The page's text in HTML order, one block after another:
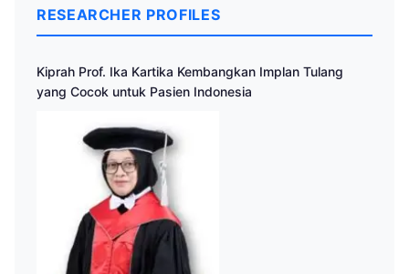
RESEARCHER PROFILES
Kiprah Prof. Ika Kartika Kembangkan Implan Tulang
yang Cocok untuk Pasien Indonesia